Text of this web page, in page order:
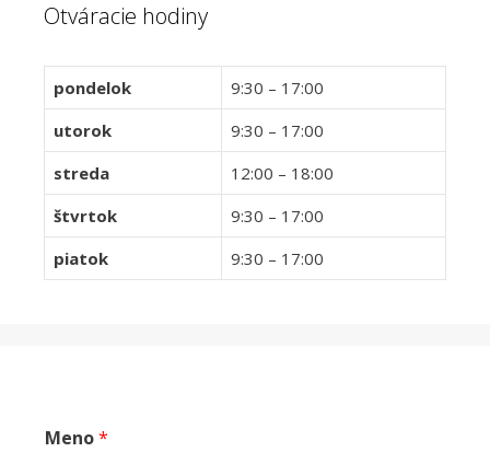
Otváracie hodiny
pondelok
9:30 – 17:00
utorok
9:30 – 17:00
streda
12:00 – 18:00
štvrtok
9:30 – 17:00
piatok
9:30 – 17:00
Meno*